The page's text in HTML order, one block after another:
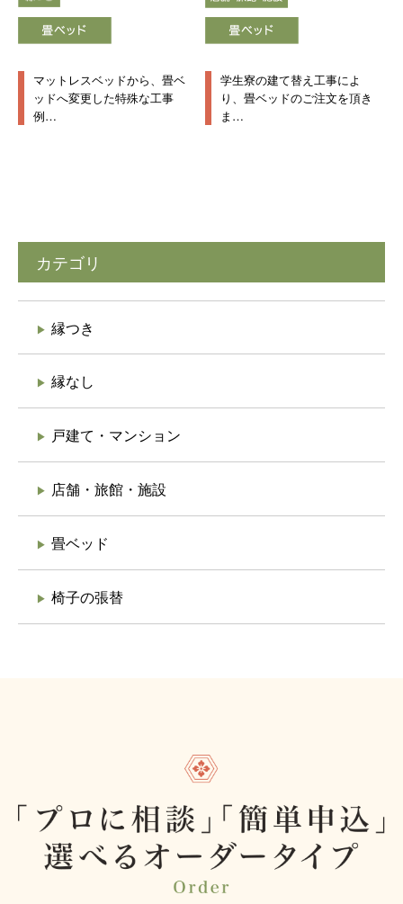
マットレスベッドから、畳ベ
ッドへ変更した特殊な工事
例…
学生寮の建て替え工事によ
り、畳ベッドのご注文を頂き
ま…
カテゴリ
縁つき
縁なし
戸建て・マンション
店舗・旅館・施設
畳ベッド
椅子の張替